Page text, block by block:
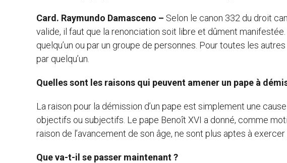
Card. Raymundo Damasceno – Selon le canon 332 du droit
valide, il faut que la renonciation soit libre et dûment
quelqu’un ou par un groupe de personnes. Pour toutes les
par quelqu’un.
Quelles sont les raisons qui peuvent amener un pape à
La raison pour la démission d’un pape est simplement une
objectifs ou subjectifs. Le pape Benoît XVI a donné, comme
raison de l’avancement de son âge, ne sont plus aptes à
Que va-t-il se passer maintenant ?